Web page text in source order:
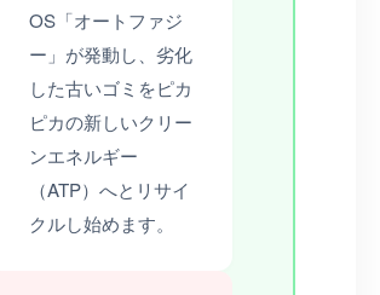
OS「オートファジ
ー」が発動し、劣化
した古いゴミをピカ
ピカの新しいクリー
ンエネルギー
（ATP）へとリサイ
クルし始めます。